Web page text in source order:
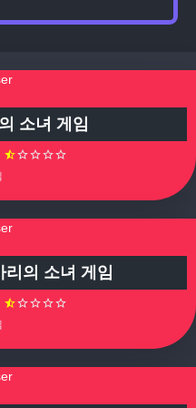
소녀 게임
의 소녀 게임